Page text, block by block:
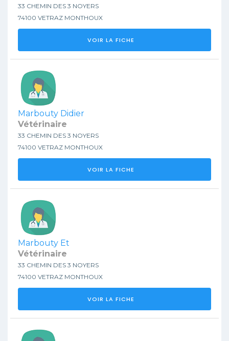
33 CHEMIN DES 3 NOYERS
74100 VETRAZ MONTHOUX
VOIR LA FICHE
Marbouty Didier
Vétérinaire
33 CHEMIN DES 3 NOYERS
74100 VETRAZ MONTHOUX
VOIR LA FICHE
Marbouty Et
Vétérinaire
33 CHEMIN DES 3 NOYERS
74100 VETRAZ MONTHOUX
VOIR LA FICHE